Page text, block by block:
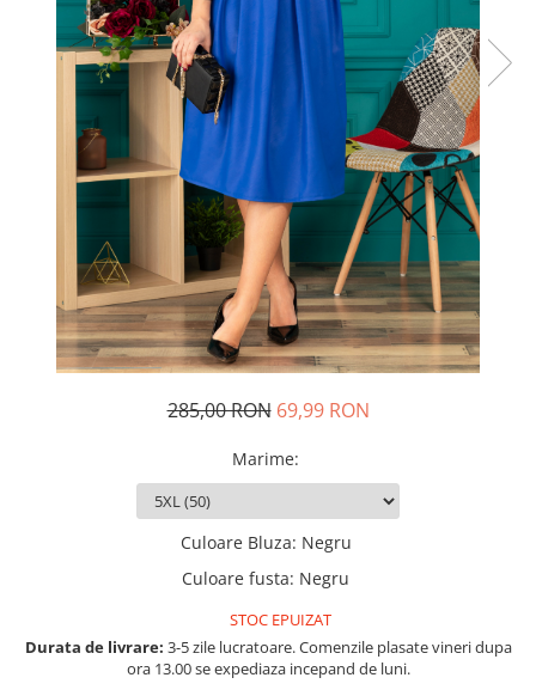
Rochii din dantela
Rochii din tafta
Rochii cu paiete
Rochii din catifea
Rochii din Barbie/Bistrech
Rochii cu imprimeu
285,00 RON 69,99 RON
Marime:
Culoare Bluza: Negru
Culoare fusta: Negru
STOC EPUIZAT
Durata de livrare: 3-5 zile lucratoare. Comenzile plasate vineri dupa
ora 13.00 se expediaza incepand de luni.